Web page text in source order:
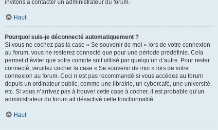
invitons à contacter un administrateur du forum.
Haut
Pourquoi suis-je déconnecté automatiquement ?
Si vous ne cochez pas la case « Se souvenir de moi » lors de votre connexion
au forum, vous ne resterez connecté que pour une période prédéfinie. Cela
permet d’éviter que votre compte soit utilisé par quelqu’un d’autre. Pour rester
connecté, veuillez cocher la case « Se souvenir de moi » lors de votre
connexion au forum. Ceci n’est pas recommandé si vous accédez au forum
depuis un ordinateur public, comme une librairie, un cybercafé, une université,
etc. Si vous n’arrivez pas à trouver cette case à cocher, il est probable qu’un
administrateur du forum ait désactivé cette fonctionnalité.
Haut